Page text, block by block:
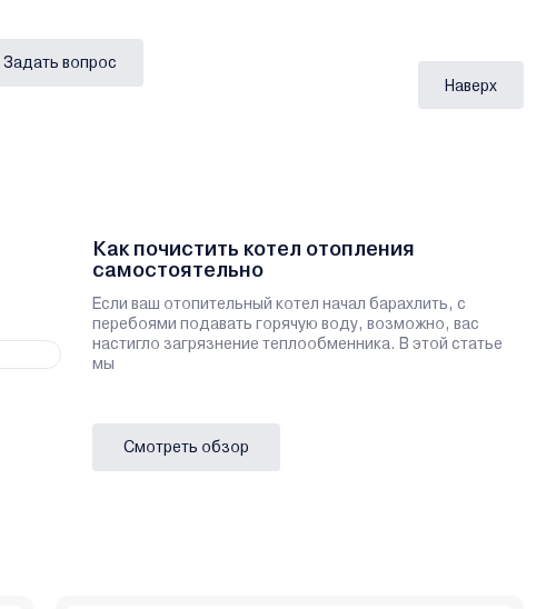
Задать вопрос
Наверх
Как почистить котел отопления
самостоятельно
Если ваш отопительный котел начал барахлить, с
перебоями подавать горячую воду, возможно, вас
настигло загрязнение теплообменника. В этой статье
мы
Смотреть обзор